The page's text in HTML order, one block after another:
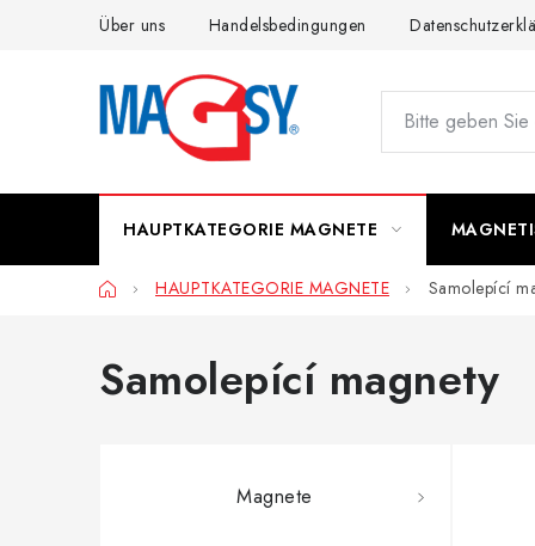
Über uns Handelsbedingungen
HAUPTKATEGORIE MAGNETE
StartseiteHAUPTKATEGORIE MAGNETE Samolepící
Samolepící magnety
Magnete